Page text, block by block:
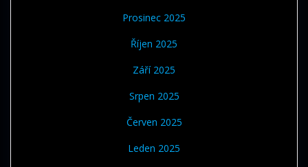
Prosinec 2025
Říjen 2025
Září 2025
Srpen 2025
Červen 2025
Leden 2025